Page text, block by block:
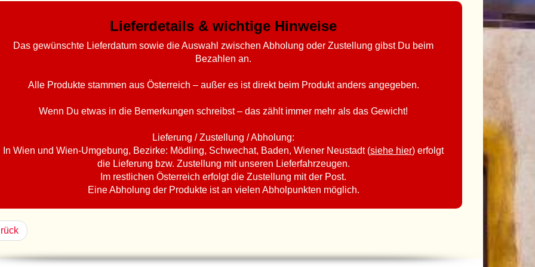
Lieferdetails & wichtige Hinweise
Das gewünschte Lieferdatum sowie die Auswahl zwischen Abholung oder Zustellung gibst Du beim
Bezahlen an.
Alle Produkte stammen aus Österreich – außer es ist direkt beim Produkt anders angegeben.
Wenn Du etwas in die Bemerkungen schreibst – das zählt immer mehr als das Gewicht!
Lieferung / Zustellung / Abholung:
In Wien und Wien-Umgebung, Bezirke: Mödling, Schwechat, Baden, Wiener Neustadt (siehe hier) erfolgt
die Lieferung bzw. Zustellung mit unseren Lieferfahrzeugen.
Im restlichen Österreich erfolgt die Zustellung mit der Post.
Eine Abholung der Produkte ist an vielen Abholpunkten möglich.